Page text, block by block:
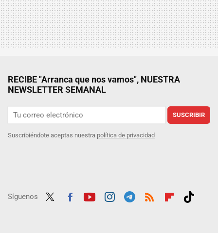
RECIBE "Arranca que nos vamos", NUESTRA
NEWSLETTER SEMANAL
SUSCRIBIR
Suscribiéndote aceptas nuestra política de privacidad
Síguenos